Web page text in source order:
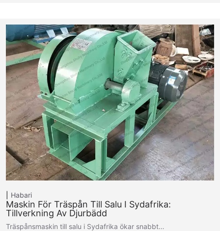
Habari
Maskin För Träspån Till Salu I Sydafrika:
Tillverkning Av Djurbädd
Träspånsmaskin till salu i Sydafrika ökar snabbt…